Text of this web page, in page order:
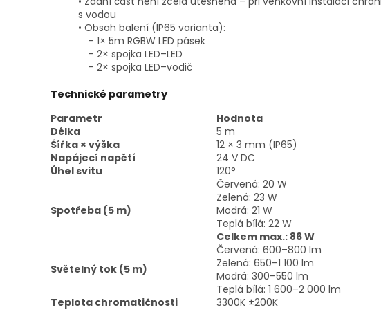
s vodou
• Obsah balení (IP65 varianta):
– 1× 5m RGBW LED pásek
– 2× spojka LED–LED
– 2× spojka LED–vodič
Technické parametry
Parametr
Hodnota
Délka
5 m
Šířka × výška
12 × 3 mm (IP65)
Napájecí napětí
24 V DC
Úhel svitu
120°
Spotřeba (5 m)
Červená: 20 W
Zelená: 23 W
Modrá: 21 W
Teplá bílá: 22 W
Celkem max.: 86 W
Světelný tok (5 m)
Červená: 600–800 lm
Zelená: 650–1 100 lm
Modrá: 300–550 lm
Teplá bílá: 1 600–2 000 lm
Teplota chromatičnosti
3300K ±200K